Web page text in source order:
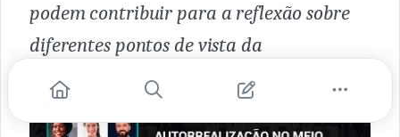
podem contribuir para a reflexão sobre
diferentes pontos de vista da
medicina. Inspire-se!